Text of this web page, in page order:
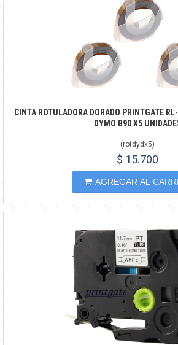
CINTA ROTULADORA DORADO PRINTGATE
DYMO B90 X5
(rotdydx5)
$ 15.700
AGREGAR AL